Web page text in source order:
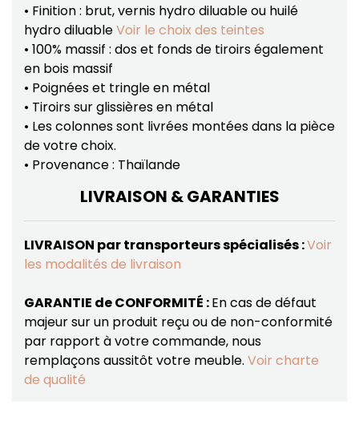
• Finition : brut, vernis hydro diluable ou huilé
hydro diluableVoir le choix des teintes
• 100% massif : dos et fonds de tiroirs également
en bois massif
• Poignées et tringle en métal
• Tiroirs sur glissières en métal
• Les colonnes sont livrées montées dans la pièce
de votre choix.
• Provenance : Thaïlande
LIVRAISON & GARANTIES
LIVRAISON par transporteurs spécialisés :Voir
les modalités de livraison
GARANTIE de CONFORMITÉ :En cas de défaut
majeur sur un produit reçu ou de non-conformité
par rapport à votre commande, nous
remplaçons aussitôt votre meuble. Voir charte
de qualité